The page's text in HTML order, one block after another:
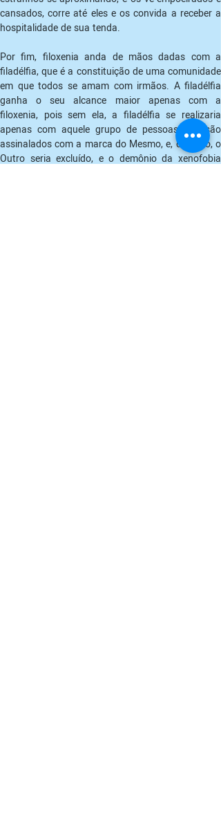
cansados, corre até eles e os convida a receber a
hospitalidade de sua tenda.
Por fim, filoxenia anda de mãos dadas com a
filadélfia, que é a constituição de uma comunidade
em que todos se amam com irmãos. A filadélfia
ganha o seu alcance maior apenas com a
filoxenia, pois sem ela, a filadélfia se realizaria
apenas com aquele grupo de pessoas que são
assinalados com a marca do Mesmo, e, de novo, o
Outro seria excluído, e o demônio da xenofobia